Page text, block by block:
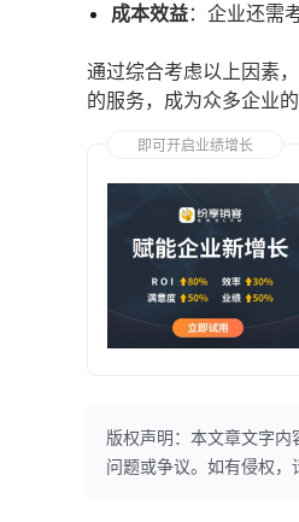
成本效益：企业还需
通过综合考虑以上因素
的服务，成为众多企业的
即可开启业绩增长
版权声明：本文章文字
问题或争议。如有侵权，